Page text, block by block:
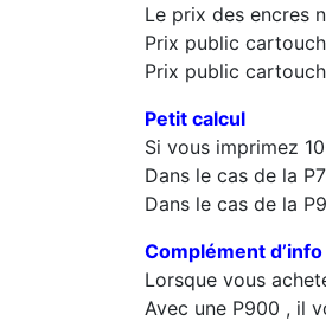
Le prix des encres
Prix public
Prix public
Petit calcul
Si vous imprimez
Dans le cas de la
Dans le cas de la
Complément d’info
Lorsque vous
Avec une P900 , il